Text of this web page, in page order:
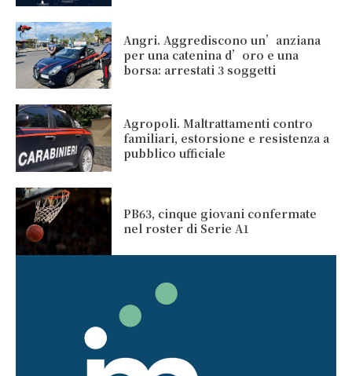
Angri. Aggrediscono un’anziana
per una catenina d’oro e una
borsa: arrestati 3 soggetti
Agropoli. Maltrattamenti contro
familiari, estorsione e resistenza a
pubblico ufficiale
PB63, cinque giovani confermate
nel roster di Serie A1